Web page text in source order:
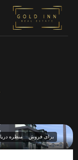
برای فروش منظره دریا